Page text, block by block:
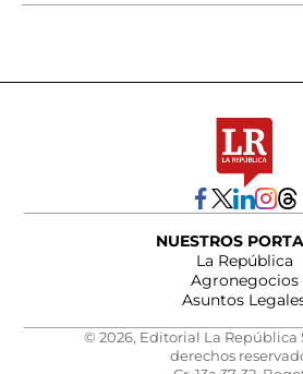
NUESTROS
La República
Agronegocios
Asuntos
© 2026, Editorial La República
derechos